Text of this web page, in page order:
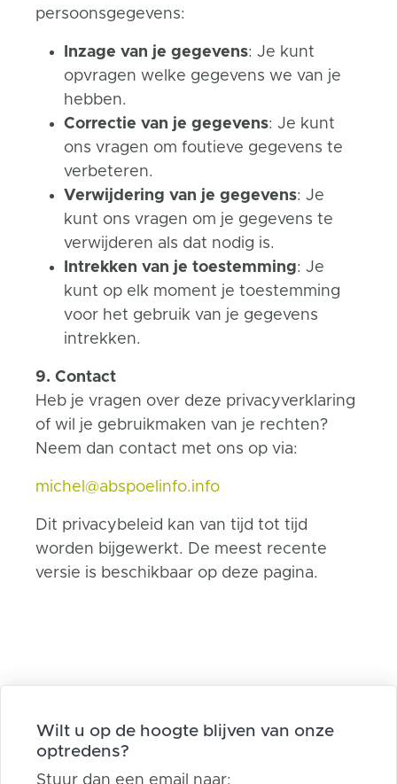
persoonsgegevens:
Inzage van je gegevens: Je kunt
opvragen welke gegevens we van je
hebben.
Correctie van je gegevens: Je kunt
ons vragen om foutieve gegevens te
verbeteren.
Verwijdering van je gegevens: Je
kunt ons vragen om je gegevens te
verwijderen als dat nodig is.
Intrekken van je toestemming: Je
kunt op elk moment je toestemming
voor het gebruik van je gegevens
intrekken.
9. Contact
Heb je vragen over deze privacyverklaring
of wil je gebruikmaken van je rechten?
Neem dan contact met ons op via:
michel@abspoelinfo.info
Dit privacybeleid kan van tijd tot tijd
worden bijgewerkt. De meest recente
versie is beschikbaar op deze pagina.
Wilt u op de hoogte blijven van onze
optredens?
Stuur dan een email naar: